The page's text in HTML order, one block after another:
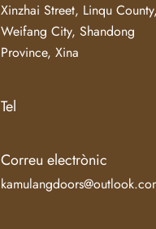
Xinzhai Street, Linqu County,
Weifang City, Shandong
Province, Xina
Tel
Correu electrònic